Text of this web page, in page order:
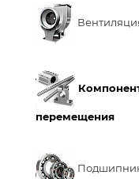
перемещения